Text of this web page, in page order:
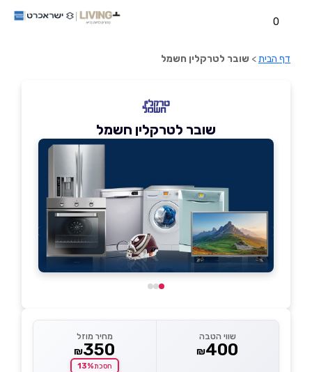
0
דף הבית> שובר לטרקלין חשמל
שובר לטרקלין חשמל
שווי הטבה
₪400
מחיר מוזל
₪350
חסכת13%